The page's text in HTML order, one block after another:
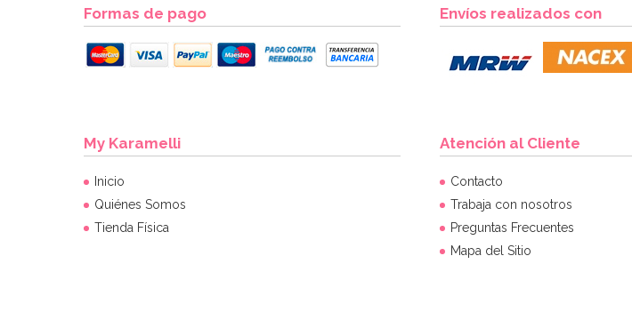
Formas de pago Envíos realizados con
My Karamelli
Inicio
Quiénes Somos
Tienda Física
Atención al Cliente
Contacto
Trabaja con nosotros
Preguntas Frecuentes
Mapa del Sitio